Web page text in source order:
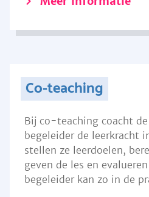
Co-teaching
Bij co-teaching coacht
begeleider de leerkracht
stellen ze leerdoelen,
geven de les en
begeleider kan zo in de